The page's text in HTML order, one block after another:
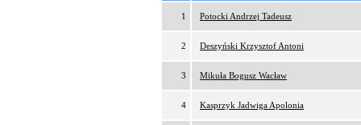
1 Potocki Andrzej Tadeusz
2 Deszyński Krzysztof Antoni
3 Mikuła Bogusz Wacław
4 Kasprzyk Jadwiga Apolonia